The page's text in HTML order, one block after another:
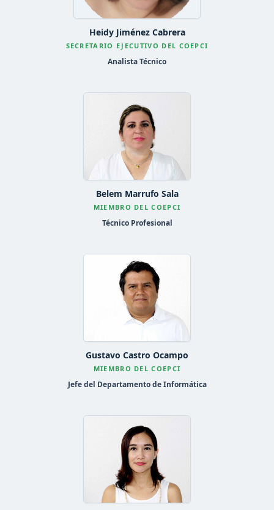
Heidy Jiménez Cabrera
SECRETARIO EJECUTIVO DEL COEPCI
Analista Técnico
Belem Marrufo Sala
MIEMBRO DEL COEPCI
Técnico Profesional
Gustavo Castro Ocampo
MIEMBRO DEL COEPCI
Jefe del Departamento de Informática